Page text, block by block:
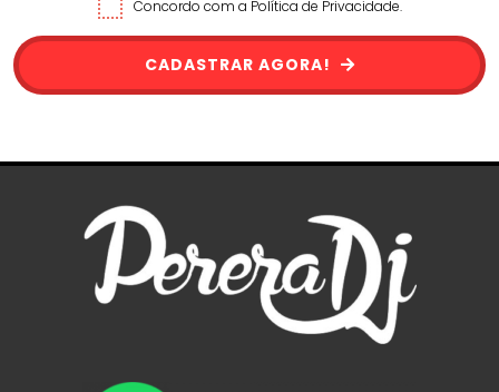
Concordo com a Política de Privacidade.
CADASTRAR AGORA!